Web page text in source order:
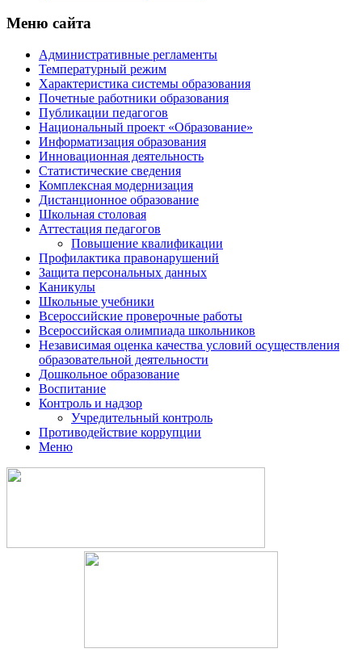
Меню сайта
Административные регламенты
Температурный режим
Характеристика системы образования
Почетные работники образования
Публикации педагогов
Национальный проект «Образование»
Информатизация образования
Инновационная деятельность
Статистические сведения
Комплексная модернизация
Дистанционное образование
Школьная столовая
Аттестация педагогов
Повышение квалификации
Профилактика правонарушений
Защита персональных данных
Каникулы
Школьные учебники
Всероссийские проверочные работы
Всероссийская олимпиада школьников
Независимая оценка качества условий осуществления
образовательной деятельности
Дошкольное образование
Воспитание
Контроль и надзор
Учредительный контроль
Противодействие коррупции
Меню